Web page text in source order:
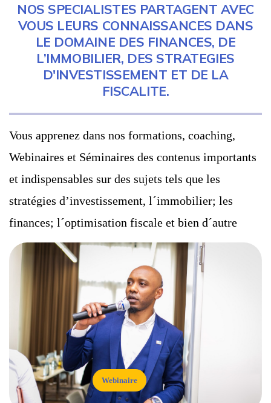
NOS SPECIALISTES PARTAGENT AVEC
VOUS LEURS CONNAISSANCES DANS
LE DOMAINE DES FINANCES, DE
L’IMMOBILIER, DES STRATEGIES
D'INVESTISSEMENT ET DE LA
FISCALITE.
Vous apprenez dans nos formations, coaching,
Webinaires et Séminaires des contenus importants
et indispensables sur des sujets tels que les
stratégies d’investissement, l´immobilier; les
finances; l´optimisation fiscale et bien d´autre
Webinaire